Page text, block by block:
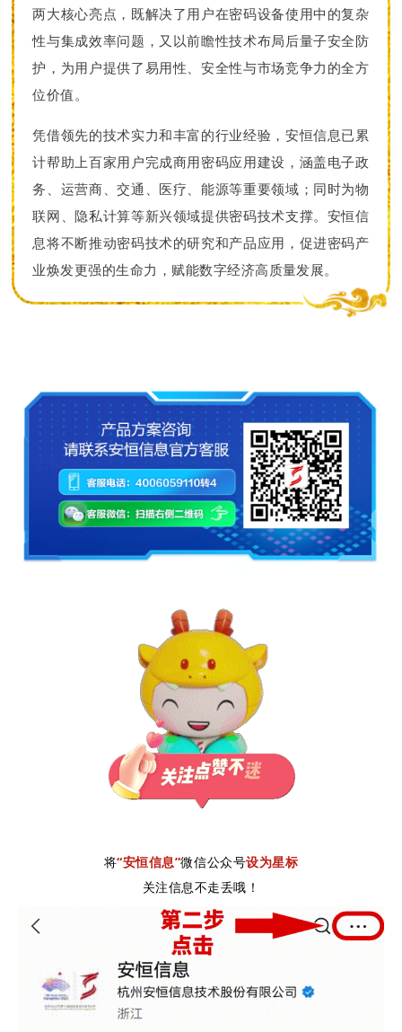
两大核心亮点，既解决了用户在密码设备使用中的复杂
性与集成效率问题，又以前瞻性技术布局后量子安全防
护，为用户提供了易用性、安全性与市场竞争力的全方
位价值。
凭借领先的技术实力和丰富的行业经验，安恒信息已累
计帮助上百家用户完成商用密码应用建设，涵盖电子政
务、运营商、交通、医疗、能源等重要领域；同时为物
联网、隐私计算等新兴领域提供密码技术支撑。安恒信
息将不断推动密码技术的研究和产品应用，促进密码产
业焕发更强的生命力，赋能数字经济高质量发展。
将“安恒信息”微信公众号设为星标
关注信息不走丢哦！